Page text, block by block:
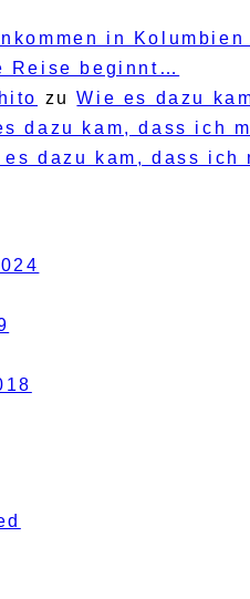
in
Reise beginnt…
zuWie es dazu
dazu kam, dass ich
es dazu kam, dass